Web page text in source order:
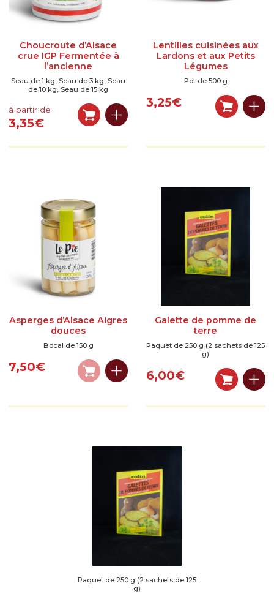
Choucroute d’Alsace
crue IGP Fermentée à
l’ancienne
Seau de 1 kg, Seau de 3 kg, Seau
de 10 kg, Seau de 15 kg
à partir de
3,35€
Lentilles cuisinées aux
Lardons et aux Petits
Légumes
Pot de 500 g
3,25€
Asperges d’Alsace Aigres
douces
Bocal de 150 g
7,50€
Galette de pomme de
terre
Paquet de 250 g (2 sachets de 125
g)
6,00€
Paquet de 250 g (2 sachets de 125
g)